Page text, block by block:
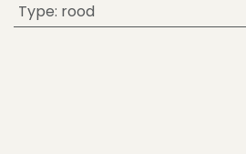
Type: rood